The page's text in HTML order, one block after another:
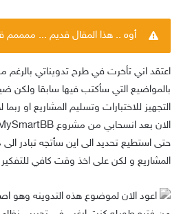
l
o
w
o
n
T
w
i
t
أوه .. هذا المقال قديم ... ممممم
اعتقد اني تأخرت في طرح تدويناتي
بالمواضيع التي سأكتب فيها سابقا ولكن
التجهيز للاختبارات وتسليم المشاريع او
حتى استطيع تحديد الى اين سأتجه تبادر الى
المشاريع و لكن على اخذ وقت كافي